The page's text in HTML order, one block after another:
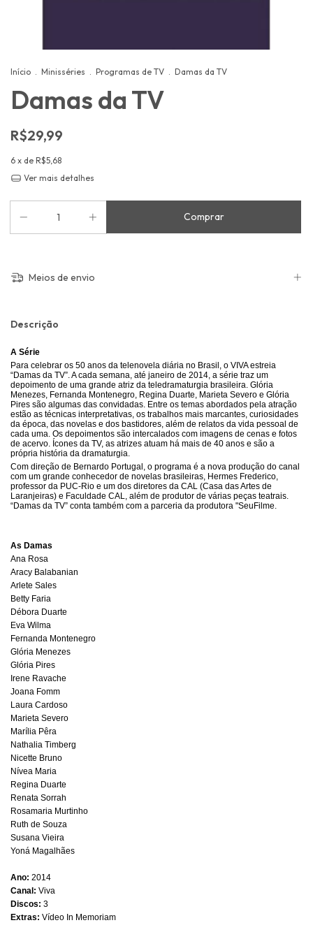
Início . Minisséries . Programas de TV . Damas da TV
Damas da TV
R$29,99
6 x de R$5,68
Ver mais detalhes
Meios de envio
Descrição
A Série
Para celebrar os 50 anos da telenovela diária no Brasil, o VIVA estreia
“Damas da TV”. A cada semana, até janeiro de 2014, a série traz um
depoimento de uma grande atriz da teledramaturgia brasileira. Glória
Menezes, Fernanda Montenegro, Regina Duarte, Marieta Severo e Glória
Pires são algumas das convidadas. Entre os temas abordados pela atração
estão as técnicas interpretativas, os trabalhos mais marcantes, curiosidades
da época, das novelas e dos bastidores, além de relatos da vida pessoal de
cada uma. Os depoimentos são intercalados com imagens de cenas e fotos
de acervo. Ícones da TV, as atrizes atuam há mais de 40 anos e são a
própria história da dramaturgia.
Com direção de Bernardo Portugal, o programa é a nova produção do canal
com um grande conhecedor de novelas brasileiras, Hermes Frederico,
professor da PUC-Rio e um dos diretores da CAL (Casa das Artes de
Laranjeiras) e Faculdade CAL, além de produtor de várias peças teatrais.
“Damas da TV” conta também com a parceria da produtora "SeuFilme.
As Damas
Ana Rosa
Aracy Balabanian
Arlete Sales
Betty Faria
Débora Duarte
Eva Wilma
Fernanda Montenegro
Glória Menezes
Glória Pires
Irene Ravache
Joana Fomm
Laura Cardoso
Marieta Severo
Marília Pêra
Nathalia Timberg
Nicette Bruno
Nívea Maria
Regina Duarte
Renata Sorrah
Rosamaria Murtinho
Ruth de Souza
Susana Vieira
Yoná Magalhães
Ano: 2014
Canal: Viva
Discos: 3
Extras: Vídeo In Memoriam